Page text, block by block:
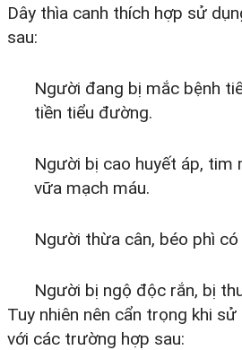
Dây thìa canh thích hợp sử
sau:
Người đang bị mắc bệnh
tiền tiểu đường.
Người bị cao huyết áp, tim
vữa mạch máu.
Người thừa cân, béo phì
Người bị ngộ độc rắn, bị
Tuy nhiên nên cẩn trọng khi
với các trường hợp sau: